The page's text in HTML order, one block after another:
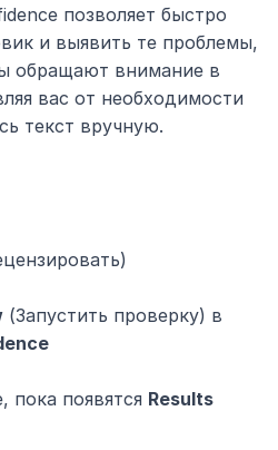
позволяет быстро
и выявить те проблемы,
обращают внимание в
вас от необходимости
текст вручную.
(Запустить проверку) в
появятся Results